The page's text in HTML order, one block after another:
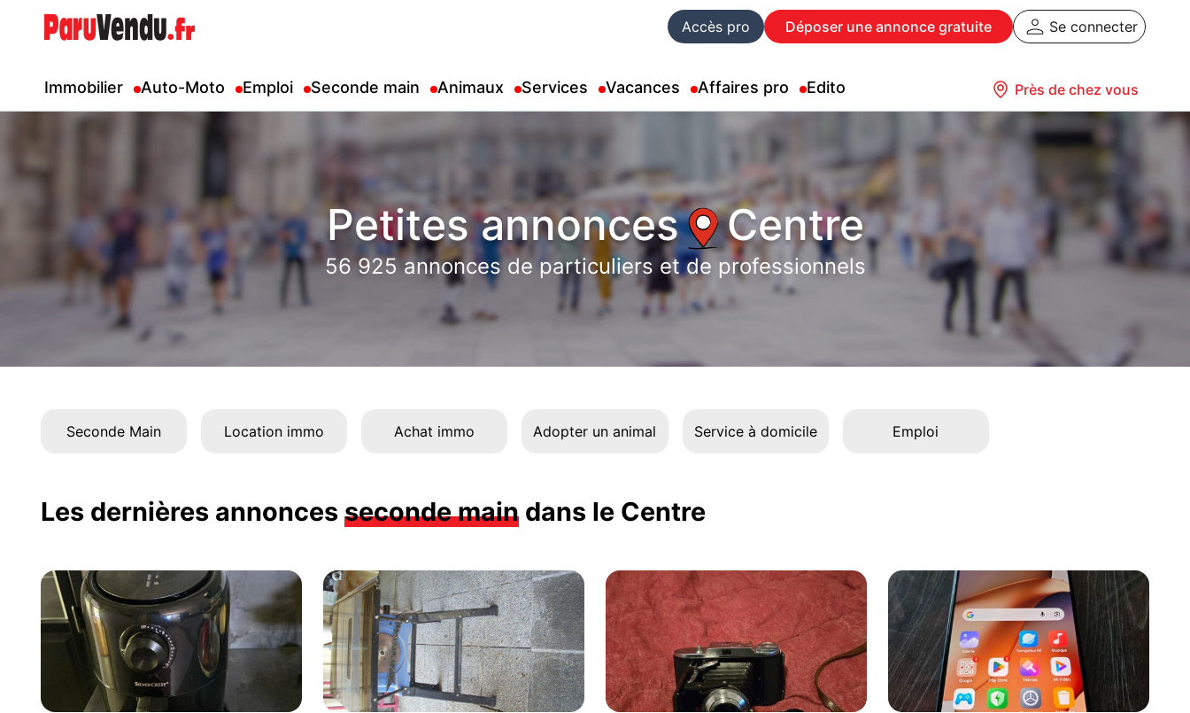
Accès pro Déposer une annonce gratuite Se connecter
Immobilier Auto-Moto Emploi Seconde main Animaux Services Vacances Affaires pro Edito Près de chez vous
Petites annonces Centre
56 925 annonces de particuliers et de professionnels
Seconde Main Location immo Achat immo Adopter un animal Service à domicile Emploi
Les dernières annonces seconde main dans le Centre